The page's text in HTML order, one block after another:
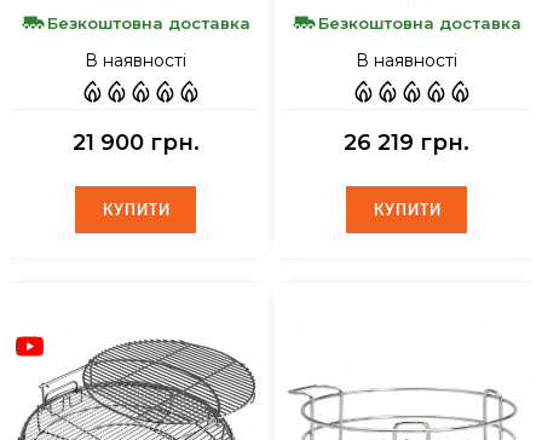
Безкоштовна доставка
В наявності
21 900 грн.
КУПИТИ
КУПИТИ
Безкоштовна доставка
В наявності
26 219 грн.
КУПИТИ
КУПИТИ